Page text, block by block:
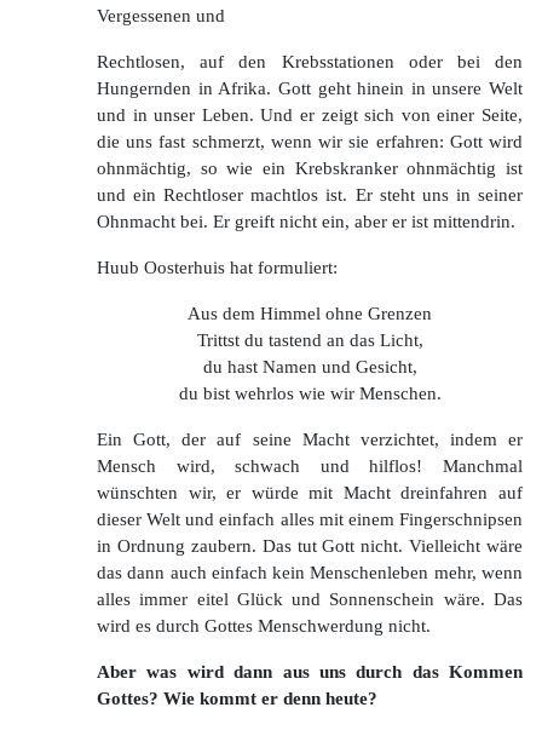
Vergessenen und
Rechtlosen, auf den Krebsstationen oder bei den
Hungernden in Afrika. Gott geht hinein in unsere Welt
und in unser Leben. Und er zeigt sich von einer Seite,
die uns fast schmerzt, wenn wir sie erfahren: Gott wird
ohnmächtig, so wie ein Krebskranker ohnmächtig ist
und ein Rechtloser machtlos ist. Er steht uns in seiner
Ohnmacht bei. Er greift nicht ein, aber er ist mittendrin.
Huub Oosterhuis hat formuliert:
Aus dem Himmel ohne Grenzen
Trittst du tastend an das Licht,
du hast Namen und Gesicht,
du bist wehrlos wie wir Menschen.
Ein Gott, der auf seine Macht verzichtet, indem er
Mensch wird, schwach und hilflos! Manchmal
wünschten wir, er würde mit Macht dreinfahren auf
dieser Welt und einfach alles mit einem Fingerschnipsen
in Ordnung zaubern. Das tut Gott nicht. Vielleicht wäre
das dann auch einfach kein Menschenleben mehr, wenn
alles immer eitel Glück und Sonnenschein wäre. Das
wird es durch Gottes Menschwerdung nicht.
Aber was wird dann aus uns durch das Kommen
Gottes? Wie kommt er denn heute?